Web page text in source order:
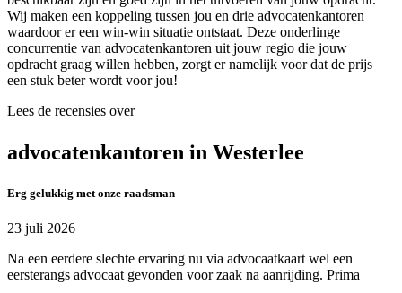
Wij maken een koppeling tussen jou en drie advocatenkantoren
waardoor er een win-win situatie ontstaat. Deze onderlinge
concurrentie van advocatenkantoren uit jouw regio die jouw
opdracht graag willen hebben, zorgt er namelijk voor dat de prijs
een stuk beter wordt voor jou!
Lees de recensies over
advocatenkantoren in Westerlee
Erg gelukkig met onze raadsman
23 juli 2026
Na een eerdere slechte ervaring nu via advocaatkaart wel een
eersterangs advocaat gevonden voor zaak na aanrijding. Prima